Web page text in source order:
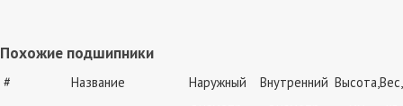
Похожие подшипники
# Название
Наружный
Внутренний Высота,Вес,